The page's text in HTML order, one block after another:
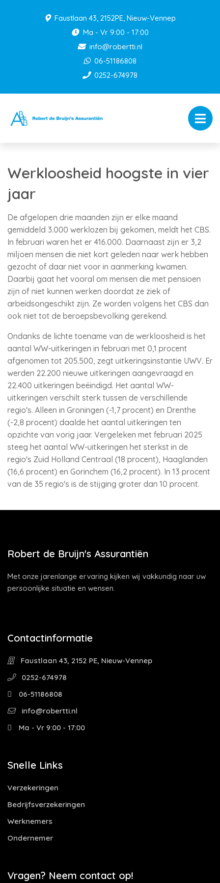
Faustlaan 43, 2152PE, Nieuw-Vennep
Ma - Vr 9:00 - 17:00
info@robertti.nl
06-51186808
0252-674978
Werkloosheid hoogste in vier
jaar
De afgelopen drie maanden zijn er elke maand
gemiddeld 3.000 werklozen bij gekomen, meldt het CBS.
In februari waren het er 416.000. Daarnaast zijn er 3,2
miljoen mensen die niet kort geleden naar werk hebben
gezocht of daar niet voor in aanmerking kwamen.
Daarbij gaat het vooral om mensen die met pensioen
zijn of niet kunnen werken doordat ze ziek of
arbeidsongeschikt zijn. Ze worden volgens het CBS dan
ook niet tot de beroepsbevolking gerekend.
Ondanks de lichte toename van de werkloosheid is het
aantal WW-uitkeringen in februari met 0,1 procent
afgenomen tot 205.500, zegt uitkeringsinstantie UWV. Er
werden 22.200 nieuwe uitkeringen aangevraagd en
22.400 uitkeringen beëindigd. Het aantal WW-
uitkeringen verschilt sterk tussen de verschillende
regio's. Alleen in Groningen (-1,7 procent) en Drenthe
(-2,8 procent) daalde het aantal uitkeringen ten
opzichte van vorig jaar. Vergeleken met februari 2025
steeg het aantal WW-uitkeringen het sterkst in de
regio's Zuid Holland Centraal (18 procent), Haaglanden
(16,6 procent) en Gorinchem (16,2 procent). In 13 procent
van de 35 regio's is de stijging groter dan 10 procent.
Robert de Bruijn's Assurantiën
Met onze jarenlange ervaring kijken wij vakkundig naar uw
persoonlijke situatie en wensen.
Contactinformatie
Faustlaan 43, 2152 PE, Nieuw-Vennep
0252-674978
06-51186808
info@robertti.nl
Ma - Vr 9:00 - 17:00
Snelle Links
Verzekeringen
Bedrijfsverzekeringen
Werknemers
Ondernemer
Vragen? Neem contact op!